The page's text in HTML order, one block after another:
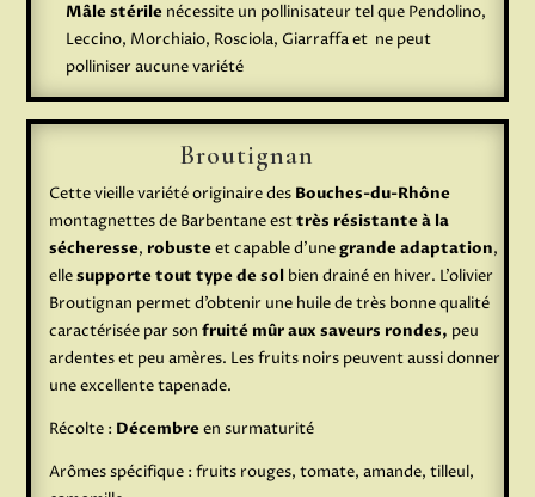
Mâle stérile nécessite un pollinisateur tel que Pendolino,
Leccino, Morchiaio, Rosciola, Giarraffa et ne peut
polliniser aucune variété
Broutignan
Cette vieille variété originaire des Bouches-du-Rhône
montagnettes de Barbentane esttrès résistante à la
sécheresse, robusteet capable d’unegrande adaptation,
ellesupporte tout type de sol bien drainé en hiver. L’olivier
Broutignan permet d’obtenir une huile de très bonne qualité
caractérisée par sonfruité mûr aux saveurs rondes, peu
ardentes et peu amères. Les fruits noirs peuvent aussi donner
une excellente tapenade.
Récolte : Décembreen surmaturité
Arômes spécifique : fruits rouges, tomate, amande, tilleul,